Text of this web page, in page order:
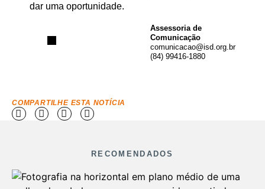
dar uma oportunidade.
Assessoria de
Comunicação
comunicacao@isd.org.br
(84) 99416-1880
COMPARTILHE ESTA NOTÍCIA
RECOMENDADOS